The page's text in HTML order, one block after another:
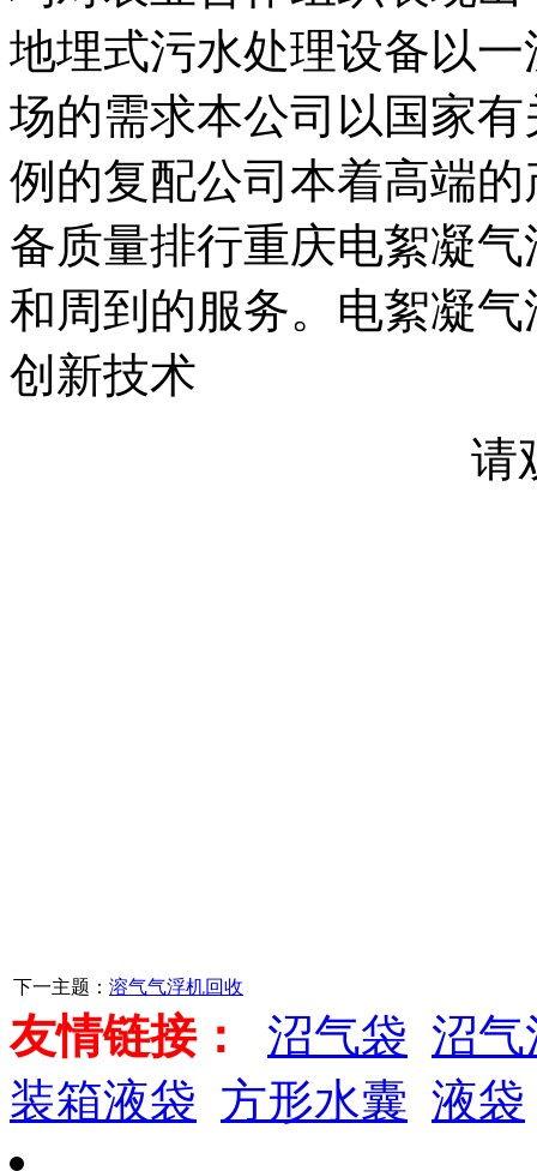
地埋式污水处理设备以
场的需求本公司以国家
例的复配公司本着高端
备质量排行重庆电絮凝
和周到的服务。电絮凝
创新技术
请
下一主题： 溶气气浮机回收
友情链接： 沼气袋 沼气
装箱液袋 方形水囊 液袋